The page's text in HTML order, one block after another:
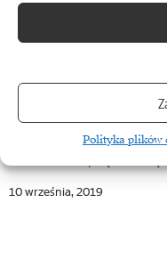
Polityka plików
Program Partnerski
Udogodnienia w dostępnie
10 września, 2019